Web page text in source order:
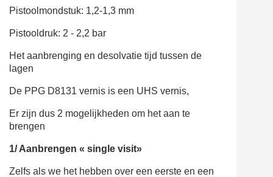
Pistoolmondstuk: 1,2-1,3 mm
Pistooldruk: 2 - 2,2 bar
Het aanbrenging en desolvatie tijd tussen de
lagen
De PPG D8131 vernis is een UHS vernis,
Er zijn dus 2 mogelijkheden om het aan te
brengen
1/ Aanbrengen « single visit»
Zelfs als we het hebben over een eerste en een